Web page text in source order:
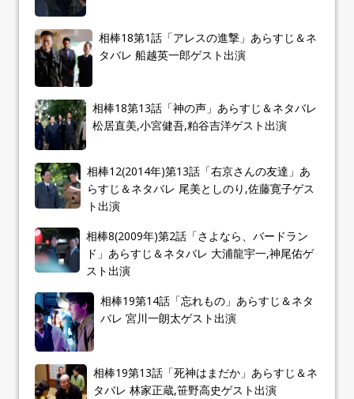
相棒18第1話「アレスの進撃」あらすじ＆ネ
タバレ 船越英一郎ゲスト出演
相棒18第13話「神の声」あらすじ＆ネタバレ
松居直美,小宮健吾,粕谷吉洋ゲスト出演
相棒12(2014年)第13話「右京さんの友達」あ
らすじ＆ネタバレ 尾美としのり,佐藤寛子ゲス
ト出演
相棒8(2009年)第2話「さよなら、バードラン
ド」あらすじ＆ネタバレ 大浦龍宇一,神尾佑ゲ
スト出演
相棒19第14話「忘れもの」あらすじ＆ネタ
バレ 宮川一朗太ゲスト出演
相棒19第13話「死神はまだか」あらすじ＆ネ
タバレ 林家正蔵,笹野高史ゲスト出演